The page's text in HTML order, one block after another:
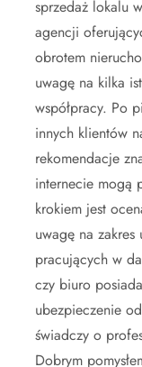
sprzedaż lokalu
agencji
obrotem
uwagę na kilka
współpracy. Po
innych klientów
rekomendacje
internecie mogą
krokiem jest
uwagę na
pracujących w
czy biuro
ubezpieczenie
świadczy o
Dobrym